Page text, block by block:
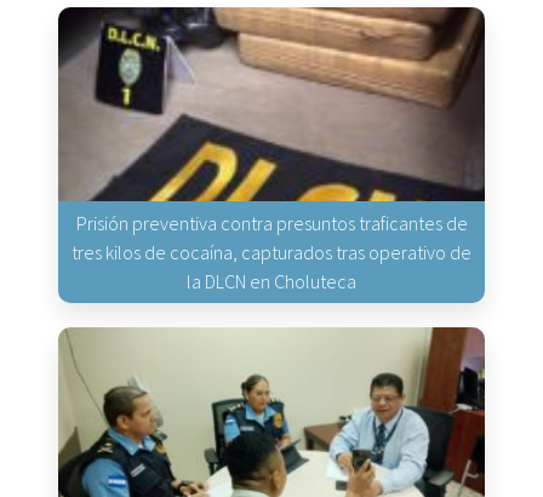
Prisión preventiva contra presuntos traficantes de
tres kilos de cocaína, capturados tras operativo de
la DLCN en Choluteca